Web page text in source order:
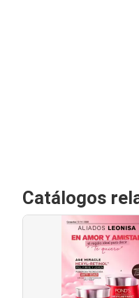
Catálogos